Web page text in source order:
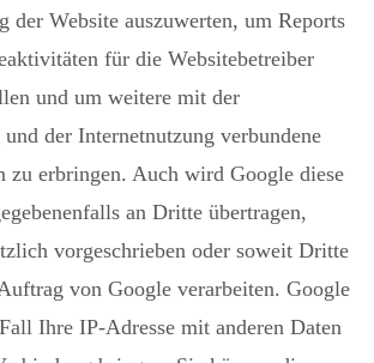
der Website auszuwerten, um Reports
für die Websitebetreiber
und um weitere mit der
der Internetnutzung verbundene
zu erbringen. Auch wird Google diese
an Dritte übertragen,
vorgeschrieben oder soweit Dritte
von Google verarbeiten. Google
Ihre IP-Adresse mit anderen Daten